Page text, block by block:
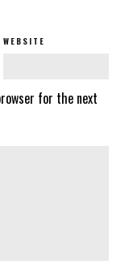
WEBSITE
for the next